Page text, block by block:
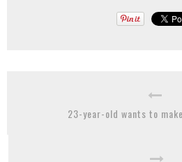
23-year-old wants to